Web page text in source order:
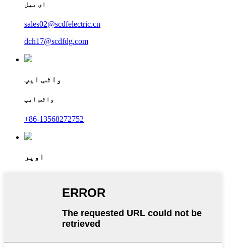
ای میل
sales02@scdfelectric.cn
dch17@scdfdg.com
واٹس ایپ
واٹس ایپ
+86-13568272752
اوپر